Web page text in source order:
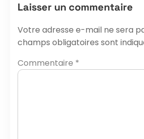
Laisser un commentaire
Votre adresse e-mail ne sera
champs obligatoires sont
Commentaire *